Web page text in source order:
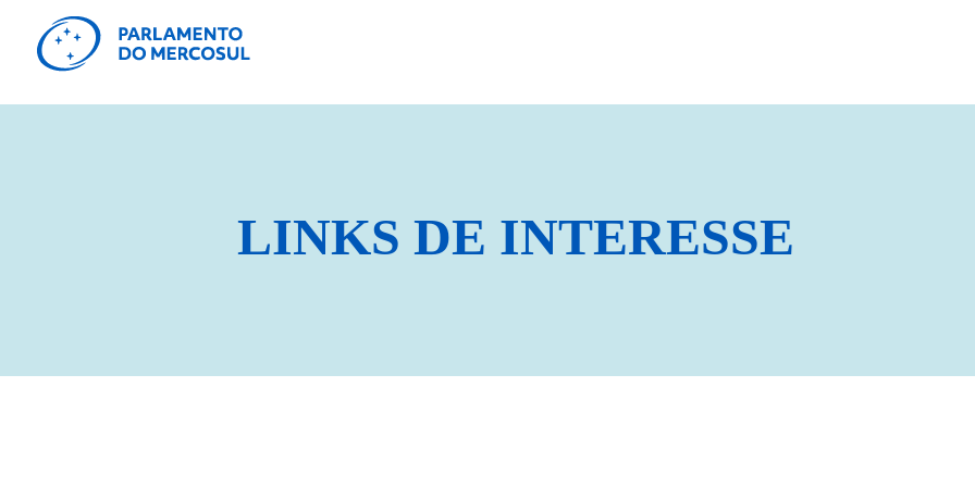
LINKS DE INTERESSE